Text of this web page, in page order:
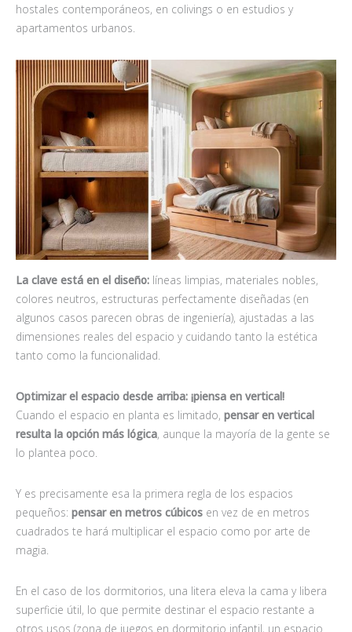
hostales contemporáneos, en colivings o en estudios y
apartamentos urbanos.
La clave está en el diseño: líneas limpias, materiales nobles,
colores neutros, estructuras perfectamente diseñadas (en
algunos casos parecen obras de ingeniería), ajustadas a las
dimensiones reales del espacio y cuidando tanto la estética
tanto como la funcionalidad.
Optimizar el espacio desde arriba: ¡piensa en vertical!
Cuando el espacio en planta es limitado, pensar en vertical
resulta la opción más lógica, aunque la mayoría de la gente se
lo plantea poco.
Y es precisamente esa la primera regla de los espacios
pequeños: pensar en metros cúbicos en vez de en metros
cuadrados te hará multiplicar el espacio como por arte de
magia.
En el caso de los dormitorios, una litera eleva la cama y libera
superficie útil, lo que permite destinar el espacio restante a
otros usos (zona de juegos en dormitorio infantil, un espacio